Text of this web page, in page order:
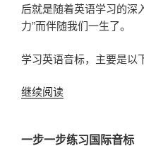
后就是随着英语学习的深
力”而伴随我们一生了。
学习英语音标，主要是以
继续阅读“为
要
一步一步练习国际音标